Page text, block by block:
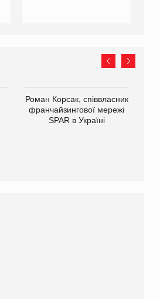
Роман Корсак, співвласник
франчайзингової мережі
SPAR в Україні